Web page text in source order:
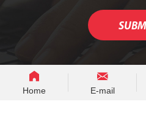
Home E-mail